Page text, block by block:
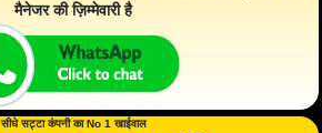
मैनेजर की ज़िम्मेवारी है
सीधे सट्टा कंपनी का No 1 खाईवाल